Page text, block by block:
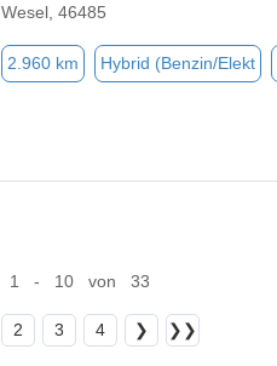
Wesel, 46485
2.960 km Hybrid (Benzin/Elekt
1 - 10 von 33
2 3 4 ❯ ❯❯